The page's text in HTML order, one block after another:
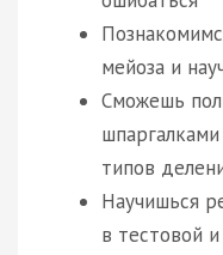
мейоза и
Сможешь
типов
Научишься
в тестовой